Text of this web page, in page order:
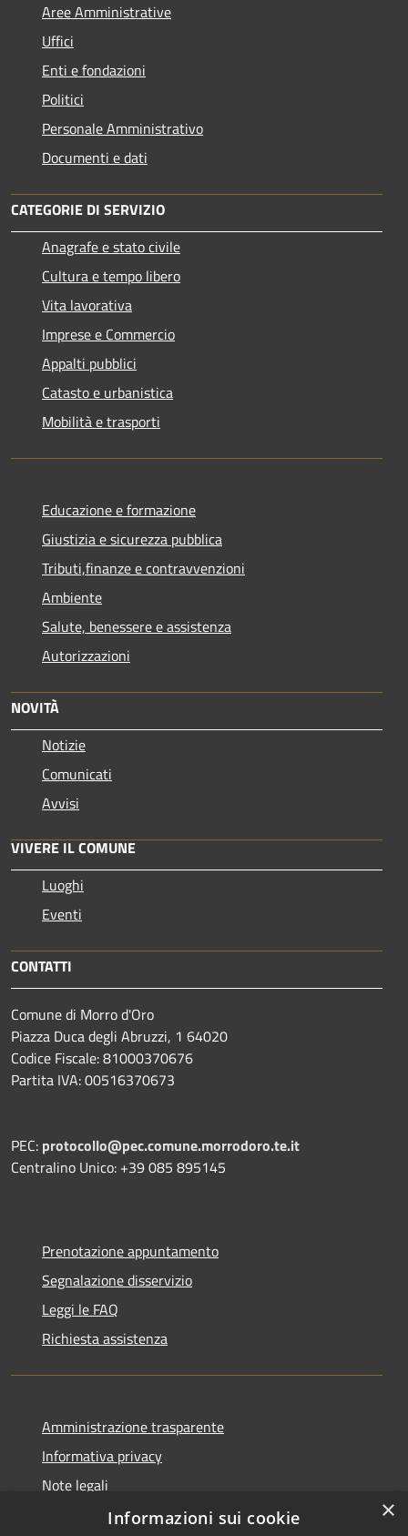
Aree Amministrative
Uffici
Enti e fondazioni
Politici
Personale Amministrativo
Documenti e dati
CATEGORIE DI SERVIZIO
Anagrafe e stato civile
Cultura e tempo libero
Vita lavorativa
Imprese e Commercio
Appalti pubblici
Catasto e urbanistica
Mobilità e trasporti
Educazione e formazione
Giustizia e sicurezza pubblica
Tributi,finanze e contravvenzioni
Ambiente
Salute, benessere e assistenza
Autorizzazioni
NOVITÀ
Notizie
Comunicati
Avvisi
VIVERE IL COMUNE
Luoghi
Eventi
CONTATTI
Comune di Morro d'Oro
Piazza Duca degli Abruzzi, 1 64020
Codice Fiscale: 81000370676
Partita IVA: 00516370673
PEC: protocollo@pec.comune.morrodoro.te.it
Centralino Unico: +39 085 895145
Prenotazione appuntamento
Segnalazione disservizio
Leggi le FAQ
Richiesta assistenza
Amministrazione trasparente
Informativa privacy
Note legali
Dichiarazione di accessibilità
×
Informazioni sui cookie